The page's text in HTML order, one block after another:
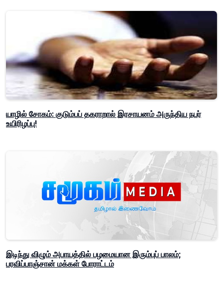
யாழில் சோகம்: குடும்பப் தகராறால் இரசாயனம் அருந்திய நபர்
உயிரிழப்பு!
இடிந்து விழும் அபாயத்தில் பழமையான இரும்புப் பாலம்;
பரவிப்பாஞ்சான் மக்கள் போராட்டம்